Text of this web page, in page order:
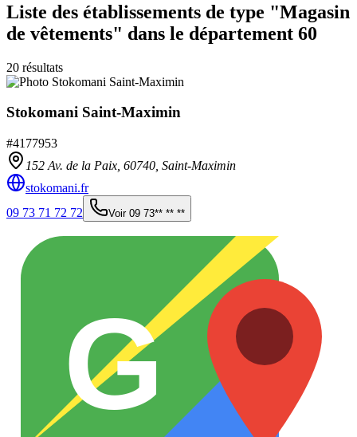
Liste des établissements de type "Magasin
de vêtements" dans le département 60
20 résultats
Stokomani Saint-Maximin
#4177953
152 Av. de la Paix, 60740 Saint-Maximin
stokomani.fr
09 73 71 72 72
Voir 09 73** ** **
G